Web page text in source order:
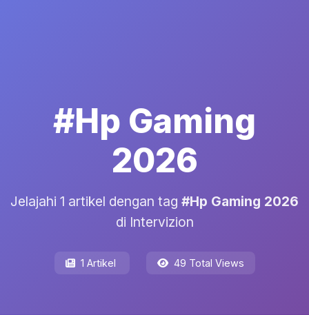
#Hp Gaming
2026
Jelajahi 1 artikel dengan tag #Hp Gaming 2026
di Intervizion
1 Artikel 49 Total Views